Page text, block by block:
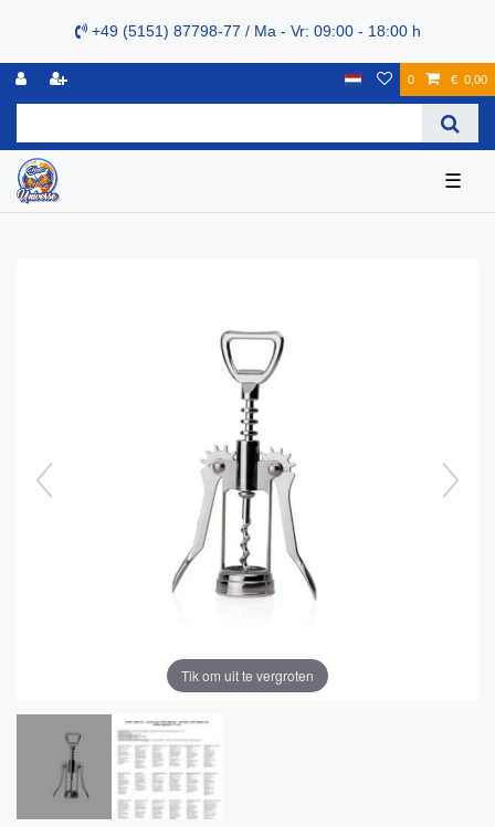
+49 (5151) 87798-77 / Ma - Vr: 09:00 - 18:00 h
0 € 0,00
☰
Tik om uit te vergroten